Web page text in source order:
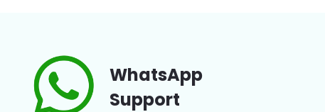
WhatsApp
Support